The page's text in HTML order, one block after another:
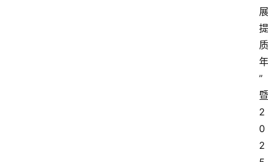
展
提
质
年
”
暨
2
0
2